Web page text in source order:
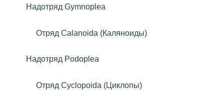
Надотряд Gymnoplea
Отряд Calanoida (Каляноиды)
Надотряд Podoplea
Отряд Cyclopoida (Циклопы)